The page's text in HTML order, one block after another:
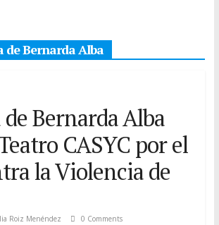
de Bernarda Alba
de Bernarda Alba
CASYC por el
la Violencia de
Roiz Menéndez 0 Comments